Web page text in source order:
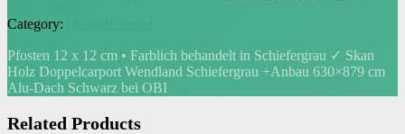
Category:
Pfosten 12 x 12 cm • Farblich behandelt in Schiefergrau ✓ Skan
Holz Doppelcarport Wendland Schiefergrau +Anbau 630×879 cm
Alu-Dach Schwarz bei OBI
Related Products